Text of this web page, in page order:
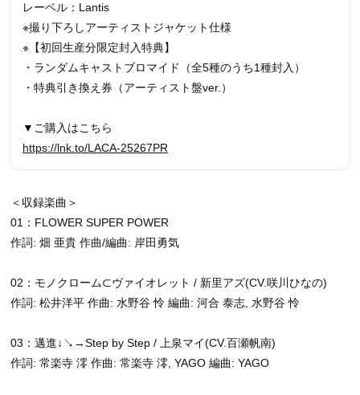
レーベル：Lantis
※撮り下ろしアーティストジャケット仕様
※【初回生産分限定封入特典】
・ランダムキャストブロマイド（全5種のうち1種封入）
・特典引き換え券（アーティスト盤ver.）
▼ご購入はこちら
https://lnk.to/LACA-25267PR
＜収録楽曲＞
01：FLOWER SUPER POWER
作詞: 畑 亜貴 作曲/編曲: 岸田勇気
02：モノクローム⊂ヴァイオレット / 新里アズ(CV.咲川ひなの)
作詞: 松井洋平 作曲: 水野谷 怜 編曲: 河合 泰志, 水野谷 怜
03：邁進↓↘→Step by Step / 上泉マイ(CV.百瀬帆南)
作詞: 常楽寺 澪 作曲: 常楽寺 澪, YAGO 編曲: YAGO